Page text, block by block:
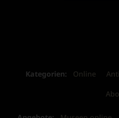
Kategorien: Online